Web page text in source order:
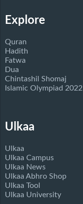
Explore
Quran
Hadith
Fatwa
Dua
Chintashil Shomaj
Islamic Olympiad 2022
Ulkaa
Ulkaa
Ulkaa Campus
Ulkaa News
Ulkaa Abhro Shop
Ulkaa Tool
Ulkaa University